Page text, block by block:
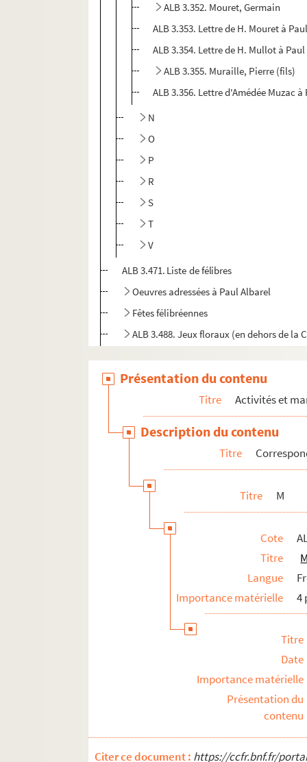
ALB 3.352. Mouret, Germain
ALB 3.353. Lettre de H. Mouret à
ALB 3.354. Lettre de H. Mullot à
ALB 3.355. Muraille, Pierre (fils)
ALB 3.356. Lettre d'Amédée Muzac
N
O
P
R
S
T
V
ALB 3.471. Liste de félibres
Oeuvres adressées à Paul Albarel
Fêtes félibréennes
ALB 3.488. Jeux floraux (en dehors de la
L'enseignement de la langue d'oc
ALB 3.497. Articles du capoulié Marius
Publications en série
Présentation du contenu
Titre Activités et
Description du contenu
Titre
Titre M
Cote
Titre
Langue
Importance matérielle
4
Titre
Date
Importance matérielle
Présentation du
contenu
Citer ce document : https://ccfr.bnf.fr/